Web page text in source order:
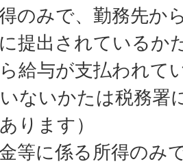
のみで、勤務先か
提出されているか
給与が支払われて
ないかたは税務署
ります）
等に係る所得のみ